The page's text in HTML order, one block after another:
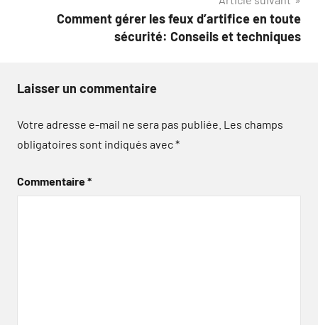
Comment gérer les feux d’artifice en toute
sécurité: Conseils et techniques
Laisser un commentaire
Votre adresse e-mail ne sera pas publiée. Les champs
obligatoires sont indiqués avec*
Commentaire*